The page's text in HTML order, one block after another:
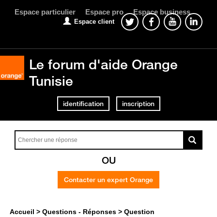
Espace particulier Espace pro Espace business
Espace client
Le forum d'aide Orange
Tunisie
identification inscription
OU
Contacter un expert Orange
Accueil Questions - Réponses Question